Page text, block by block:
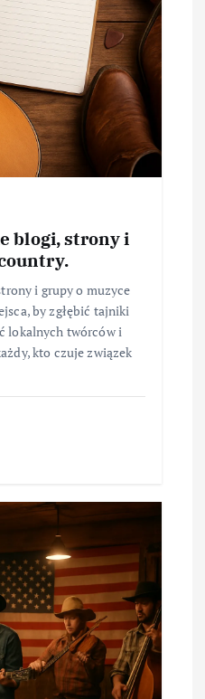
blogi, strony i
i grupy o muzyce
by zgłębić tajniki
lokalnych twórców i
kto czuje związek